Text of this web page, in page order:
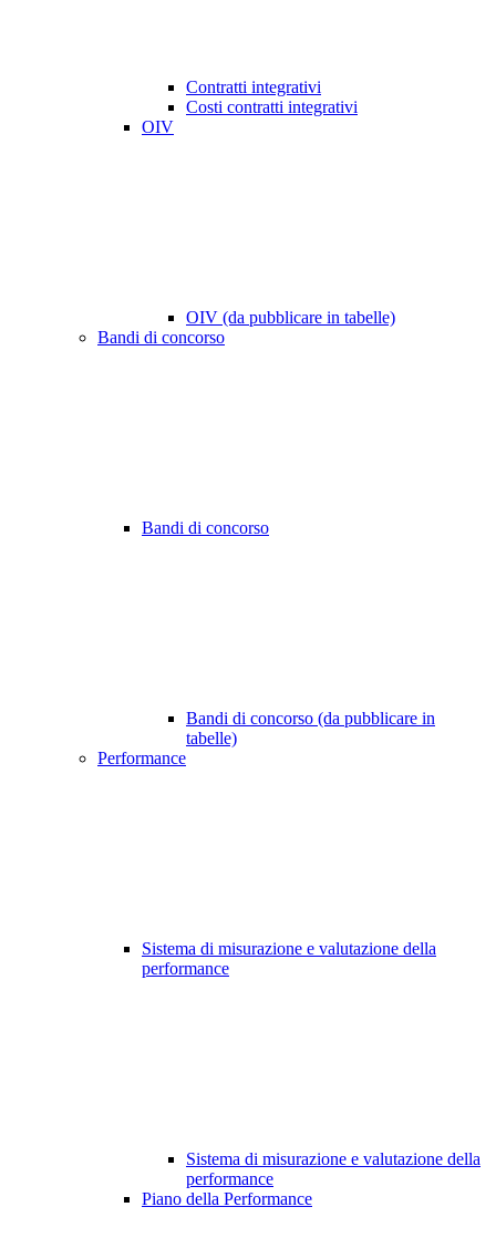
Contratti integrativi
Costi contratti integrativi
OIV
OIV (da pubblicare in tabelle)
Bandi di concorso
Bandi di concorso
Bandi di concorso (da pubblicare in
tabelle)
Performance
Sistema di misurazione e valutazione della
performance
Sistema di misurazione e valutazione della
performance
Piano della Performance